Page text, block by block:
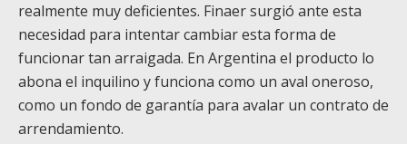
realmente muy deficientes. Finaer surgió ante esta
necesidad para intentar cambiar esta forma de
funcionar tan arraigada. En Argentina el producto lo
abona el inquilino y funciona como un aval oneroso,
como un fondo de garantía para avalar un contrato de
arrendamiento.